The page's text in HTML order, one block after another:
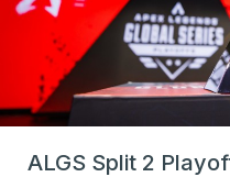
ALGS Split 2